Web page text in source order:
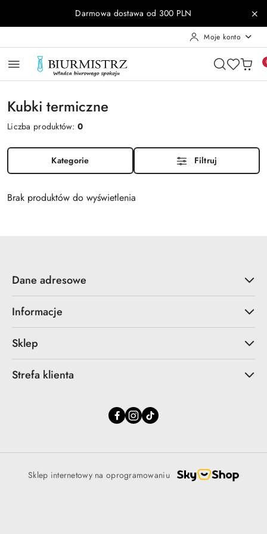
Przejdź do treści głównej
Przejdź do wyszukiwarki
Przejdź do moje konto
Przejdź do menu głównego
Przejdź do stopkiDarmowa dostawa od 300 PLN
Moje konto
Kubki termiczne
Liczba produktów:0
Kategorie Filtruj
Brak produktów do wyświetlenia
Dane adresowe
Informacje
Sklep
Strefa klienta
Sklep internetowy na oprogramowaniu